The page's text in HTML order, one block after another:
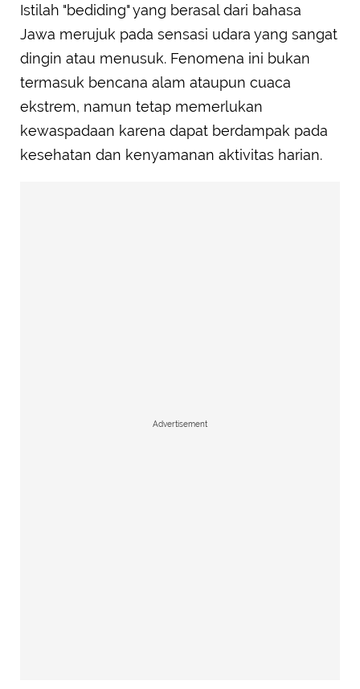
Istilah "bediding" yang berasal dari bahasa
Jawa merujuk pada sensasi udara yang sangat
dingin atau menusuk. Fenomena ini bukan
termasuk bencana alam ataupun cuaca
ekstrem, namun tetap memerlukan
kewaspadaan karena dapat berdampak pada
kesehatan dan kenyamanan aktivitas harian.
Advertisement